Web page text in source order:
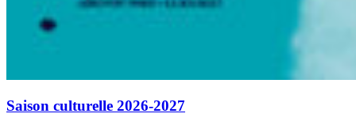
Saison culturelle 2026-2027